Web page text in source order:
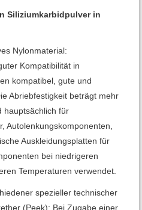
Siliziumkarbidpulver in
Nylonmaterial:
Kompatibilität in
kompatibel, gute und
Abriebfestigkeit beträgt mehr
hauptsächlich für
Autolenkungskomponenten,
Auskleidungsplatten für
bei niedrigeren
Temperaturen verwendet.
spezieller technischer
(Peek): Bei Zugabe einer